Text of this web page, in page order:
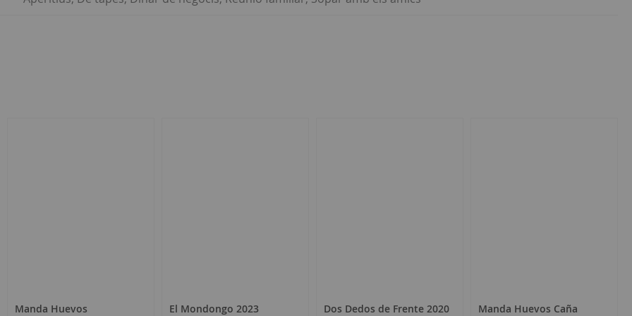
Manda Huevos El Mondongo 2023 Dos Dedos de Frente 2020 Manda Huevos Caña